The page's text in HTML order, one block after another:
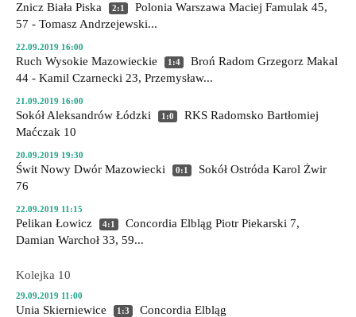
Znicz Biała Piska 2:1 Polonia Warszawa Maciej Famulak 45,
57 - Tomasz Andrzejewski...
22.09.2019 16:00
Ruch Wysokie Mazowieckie 1:4 Broń Radom Grzegorz Makal
44 - Kamil Czarnecki 23, Przemysław...
21.09.2019 16:00
Sokół Aleksandrów Łódzki 1:0 RKS Radomsko Bartłomiej
Maćczak 10
20.09.2019 19:30
Świt Nowy Dwór Mazowiecki 0:1 Sokół Ostróda Karol Żwir
76
22.09.2019 11:15
Pelikan Łowicz 4:1 Concordia Elbląg Piotr Piekarski 7,
Damian Warchoł 33, 59...
Kolejka 10
29.09.2019 11:00
Unia Skierniewice 1:3 Concordia Elbląg